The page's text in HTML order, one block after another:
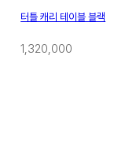
터틀 캐리 테이블 블랙
1,320,000